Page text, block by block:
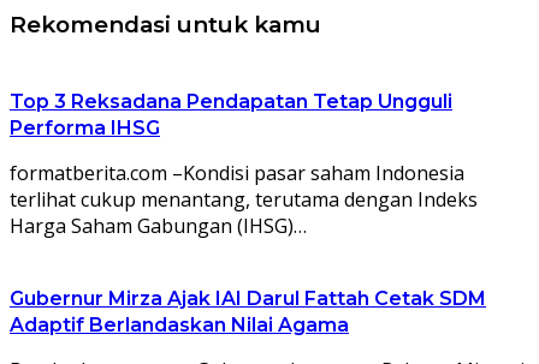
Rekomendasi untuk kamu
Top 3 Reksadana Pendapatan Tetap Ungguli
Performa IHSG
formatberita.com –Kondisi pasar saham Indonesia
terlihat cukup menantang, terutama dengan Indeks
Harga Saham Gabungan (IHSG)…
Gubernur Mirza Ajak IAI Darul Fattah Cetak SDM
Adaptif Berlandaskan Nilai Agama